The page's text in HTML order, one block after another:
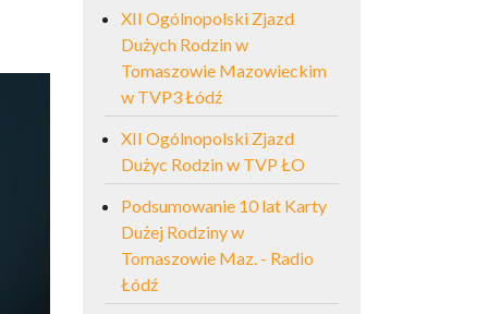
XII Ogólnopolski Zjazd
Dużych Rodzin w
Tomaszowie Mazowieckim
w TVP3 Łódź
XII Ogólnopolski Zjazd
Dużyc Rodzin w TVP ŁO
Podsumowanie 10 lat Karty
Dużej Rodziny w
Tomaszowie Maz. - Radio
Łódź